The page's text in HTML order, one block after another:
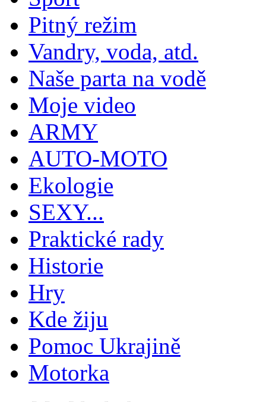
Pitný režim
Vandry, voda, atd.
Naše parta na vodě
Moje video
ARMY
AUTO-MOTO
Ekologie
SEXY...
Praktické rady
Historie
Hry
Kde žiju
Pomoc Ukrajině
Motorka